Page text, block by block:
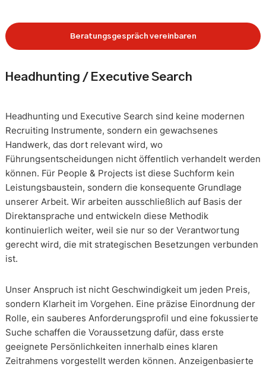
Beratungsgespräch vereinbaren
Headhunting / Executive Search
Headhunting und Executive Search sind keine modernen
Recruiting Instrumente, sondern ein gewachsenes
Handwerk, das dort relevant wird, wo
Führungsentscheidungen nicht öffentlich verhandelt werden
können. Für People & Projects ist diese Suchform kein
Leistungsbaustein, sondern die konsequente Grundlage
unserer Arbeit. Wir arbeiten ausschließlich auf Basis der
Direktansprache und entwickeln diese Methodik
kontinuierlich weiter, weil sie nur so der Verantwortung
gerecht wird, die mit strategischen Besetzungen verbunden
ist.
Unser Anspruch ist nicht Geschwindigkeit um jeden Preis,
sondern Klarheit im Vorgehen. Eine präzise Einordnung der
Rolle, ein sauberes Anforderungsprofil und eine fokussierte
Suche schaffen die Voraussetzung dafür, dass erste
geeignete Persönlichkeiten innerhalb eines klaren
Zeitrahmens vorgestellt werden können. Anzeigenbasierte